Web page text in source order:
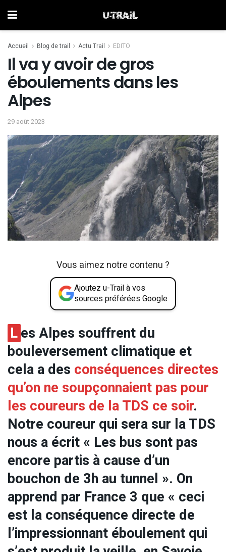
Accueil Blog de trail Actu Trail EDITO
Il va y avoir de gros
éboulements dans les
Alpes
29 août 2023
Vous aimez notre contenu ?
Ajoutez u-Trail à vos
sources préférées Google
Les Alpes souffrent du
bouleversement climatique et
cela a des conséquences directes
qu’on ne soupçonnaient pas pour
les coureurs de la TDS ce soir.
Notre coureur qui sera sur la TDS
nous a écrit « Les bus sont pas
encore partis à cause d’un
bouchon de 3h au tunnel ». On
apprend par France 3 que « ceci
est la conséquence directe de
l’impressionnant éboulement qui